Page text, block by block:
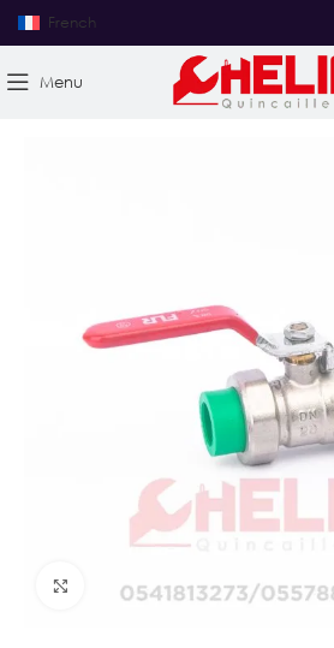
French
Menu
Agrandir